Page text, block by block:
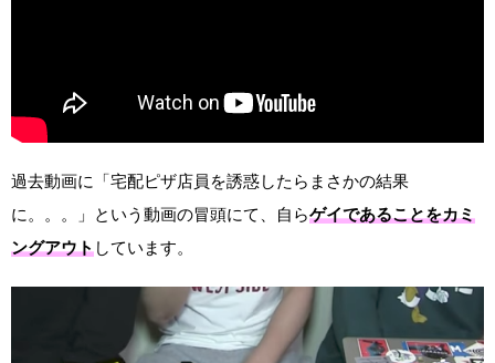
過去動画に「宅配ピザ店員を誘惑したらまさかの結果
に。。。」という動画の冒頭にて、自らゲイであることをカミ
ングアウトしています。